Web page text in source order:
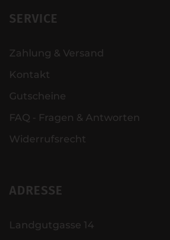
SERVICE
Zahlung & Versand
Kontakt
Gutscheine
FAQ - Fragen & Antworten
Widerrufsrecht
ADRESSE
Landgutgasse 14